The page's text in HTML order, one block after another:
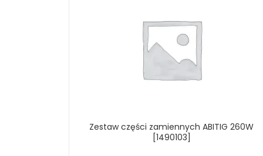
Zestaw części zamiennych ABITIG 260W
[1490103]